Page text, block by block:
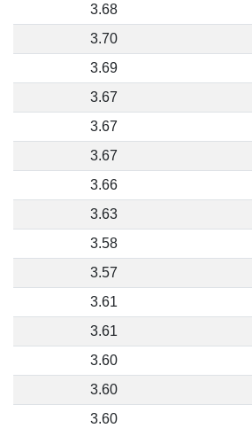
3.68
3.70
3.69
3.67
3.67
3.67
3.66
3.63
3.58
3.57
3.61
3.61
3.60
3.60
3.60